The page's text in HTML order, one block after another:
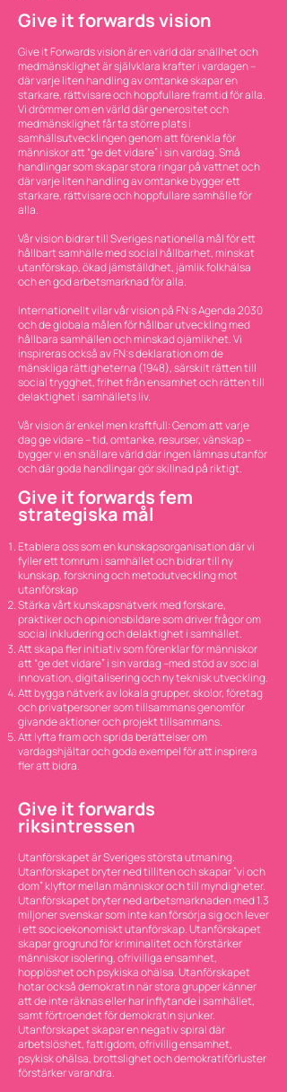
Give it forwards vision
Give it Forwards vision är en värld där snällhet och
medmänsklighet är självklara krafter i vardagen –
där varje liten handling av omtanke skapar en
starkare, rättvisare och hoppfullare framtid för alla.
Vi drömmer om en värld där generositet och
medmänsklighet får ta större plats i
samhällsutvecklingen genom att förenkla för
människor att “ge det vidare” i sin vardag. Små
handlingar som skapar stora ringar på vattnet och
där varje liten handling av omtanke bygger ett
starkare, rättvisare och hoppfullare samhälle för
alla.
Vår vision bidrar till Sveriges nationella mål för ett
hållbart samhälle med social hållbarhet, minskat
utanförskap, ökad jämställdhet, jämlik folkhälsa
och en god arbetsmarknad för alla.
Internationellt vilar vår vision på FN:s Agenda 2030
och de globala målen för hållbar utveckling med
hållbara samhällen och minskad ojämlikhet. Vi
inspireras också av FN:s deklaration om de
mänskliga rättigheterna (1948), särskilt rätten till
social trygghet, frihet från ensamhet och rätten till
delaktighet i samhällets liv.
Vår vision är enkel men kraftfull: Genom att varje
dag ge vidare – tid, omtanke, resurser, vänskap –
bygger vi en snällare värld där ingen lämnas utanför
och där goda handlingar gör skillnad på riktigt.
Give it forwards fem
strategiska mål
Etablera oss som en kunskapsorganisation där vi
fyller ett tomrum i samhället och bidrar till ny
kunskap, forskning och metodutveckling mot
utanförskap
Stärka vårt kunskapsnätverk med forskare,
praktiker och opinionsbildare som driver frågor om
social inkludering och delaktighet i samhället.
Att skapa fler initiativ som förenklar för människor
att “ge det vidare” i sin vardag –med stöd av social
innovation, digitalisering och ny teknisk utveckling.
Att bygga nätverk av lokala grupper, skolor, företag
och privatpersoner som tillsammans genomför
givande aktioner och projekt tillsammans.
Att lyfta fram och sprida berättelser om
vardagshjältar och goda exempel för att inspirera
fler att bidra.
Give it forwards
riksintressen
Utanförskapet är Sveriges största utmaning.
Utanförskapet bryter ned tilliten och skapar ”vi och
dom” klyftor mellan människor och till myndigheter.
Utanförskapet bryter ned arbetsmarknaden med 1.3
miljoner svenskar som inte kan försörja sig och lever
i ett socioekonomiskt utanförskap. Utanförskapet
skapar grogrund för kriminalitet och förstärker
människor isolering, ofrivilliga ensamhet,
hopplöshet och psykiska ohälsa. Utanförskapet
hotar också demokratin när stora grupper känner
att de inte räknas eller har inflytande i samhället,
samt förtroendet för demokratin sjunker.
Utanförskapet skapar en negativ spiral där
arbetslöshet, fattigdom, ofrivillig ensamhet,
psykisk ohälsa, brottslighet och demokratiförluster
förstärker varandra.